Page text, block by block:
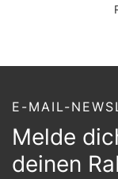
E-MAIL-
Melde
deinen